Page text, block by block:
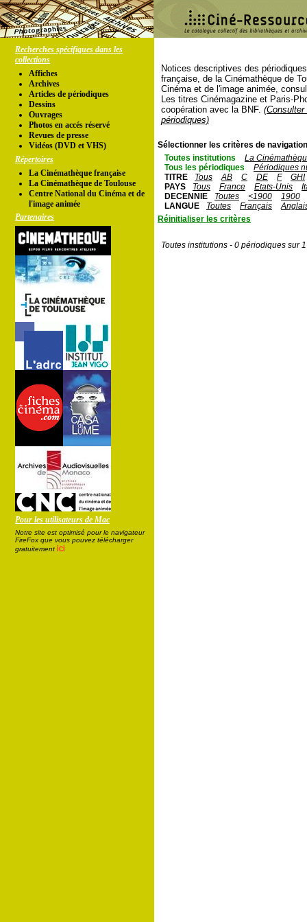
Recherches spécifiques dans les
collections
Affiches
Archives
Articles de périodiques
Dessins
Ouvrages
Photos en accés réservé
Revues de presse
Vidéos (DVD et VHS)
Répertoires
La Cinémathèque française
La Cinémathèque de Toulouse
Centre National du Cinéma et de
l'image animée
Partenaires
Pour les utilisateurs de Mac
Notre site est optimisé pour le navigateur
FireFox que vous pouvez télécharger
gratuitement ici
Notices descriptives des
française, de la Cinémathèque de
Cinéma et de l'image animée,
Les titres Cinémagazine et Paris-
coopération avec la BNF.
périodiques)
Sélectionner les critères de
Toutes institutions
La
Tous les périodiques
Périodiques
TITRE
Tous AB C DE F
GHI
PAYS
Tous France Etats-Unis
DECENNIE
Toutes <1900
1900
LANGUE
Toutes Français
Réinitialiser les critères
Toutes institutions - 0 périodiques sur